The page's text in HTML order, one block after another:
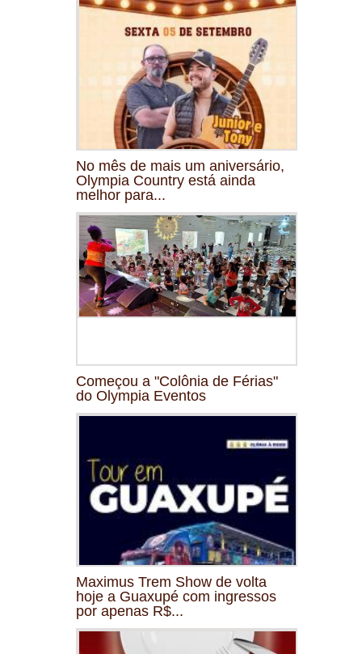
No mês de mais um aniversário,
Olympia Country está ainda
melhor para...
Começou a "Colônia de Férias"
do Olympia Eventos
Maximus Trem Show de volta
hoje a Guaxupé com ingressos
por apenas R$...